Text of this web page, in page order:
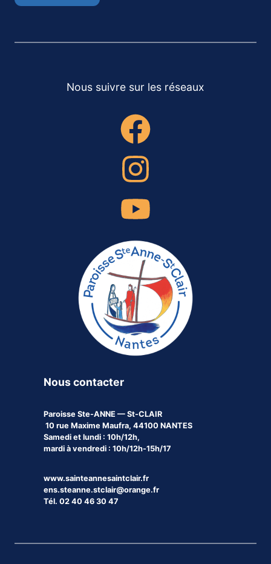
Nous suivre sur les réseaux
Nous contacter
Paroisse Ste-ANNE — St-CLAIR
10 rue Maxime Maufra, 44100 NANTES
Samedi et lundi : 10h/12h,
mardi à vendredi : 10h/12h-15h/17
www.sainteannesaintclair.fr
ens.steanne.stclair@orange.fr
Tél. 02 40 46 30 47